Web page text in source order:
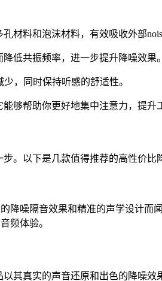
材料和泡沫材料，有效吸收外部
低共振频率，进一步提升降噪效果。
，同时保持听感的舒适性。
够帮助你更好地集中注意力，提
。以下是几款值得推荐的高性价比
降噪隔音效果和精准的声学设计
频体验。
其真实的声音还原和出色的降噪